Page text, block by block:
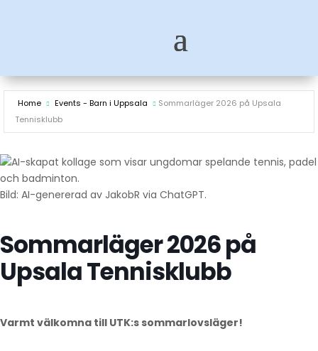
Home Events - Barn i Uppsala
Sommarläger 2026 på Upsala
Tennisklubb
Bild: AI-genererad av JakobR via ChatGPT.
Sommarläger 2026 på
Upsala Tennisklubb
Varmt välkomna till UTK:s sommarlovsläger!